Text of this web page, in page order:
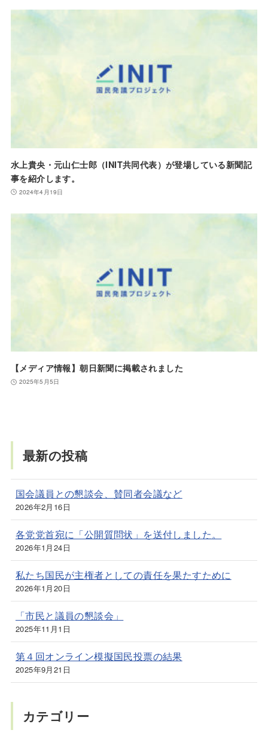
水上貴央・元山仁士郎（INIT共同代表）が登場している新聞記
事を紹介します。
2024年4月19日
【メディア情報】朝日新聞に掲載されました
2025年5月5日
最新の投稿
国会議員との懇談会、賛同者会議など
2026年2月16日
各党党首宛に「公開質問状」を送付しました。
2026年1月24日
私たち国民が主権者としての責任を果たすために
2026年1月20日
「市民と議員の懇談会」
2025年11月1日
第４回オンライン模擬国民投票の結果
2025年9月21日
カテゴリー